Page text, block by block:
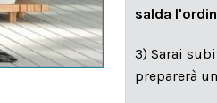
salda
3) Sarai
preparerà